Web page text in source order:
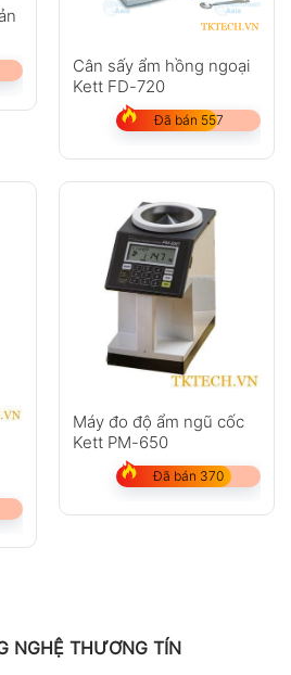
Cân sấy ẩm hồng ngoại
Kett FD-720
Đã bán 557
Máy đo độ ẩm ngũ cốc
Kett PM-650
Đã bán 370
NGHỆ THƯƠNG TÍN